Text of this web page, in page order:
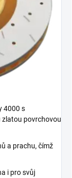
4000 s
zlatou povrchovou
a prachu, čímž
i pro svůj